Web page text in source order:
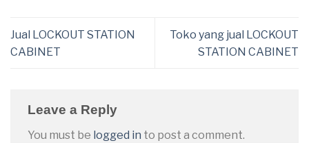
Jual LOCKOUT STATION
CABINET
Toko yang jual LOCKOUT
STATION CABINET
Leave a Reply
You must be logged in to post a comment.